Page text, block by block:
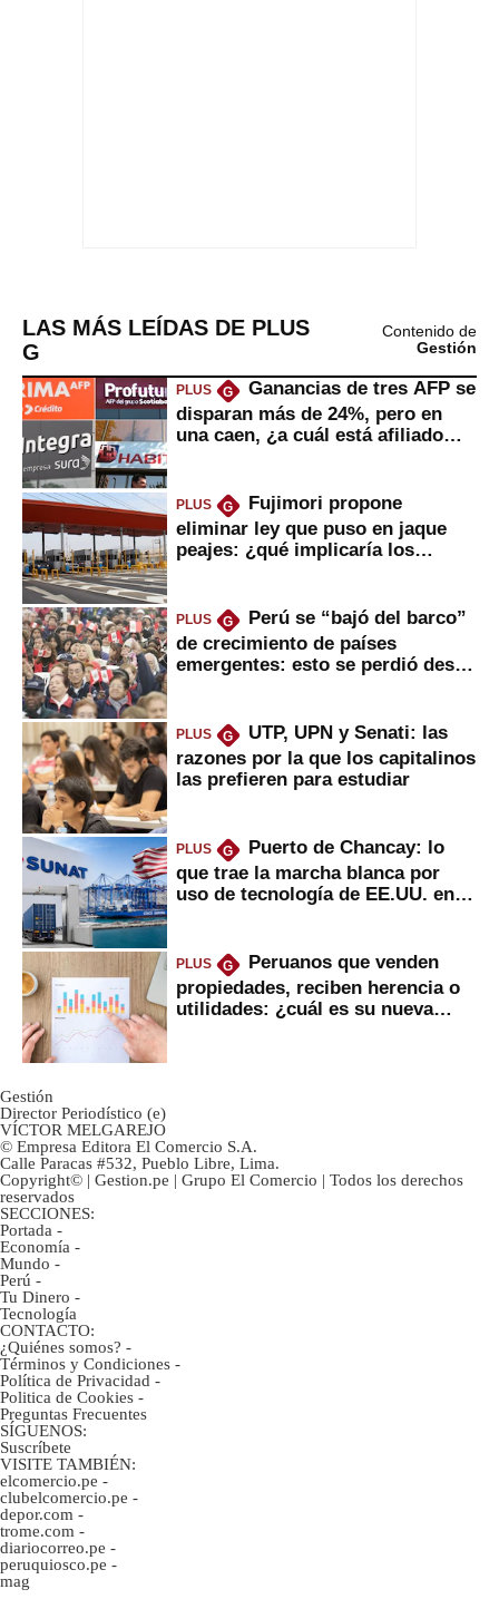
LAS MÁS LEÍDAS DE PLUS
G
Contenido de
Gestión
PLUS G
Ganancias de tres AFP se
disparan más de 24%, pero en
una caen, ¿a cuál está afiliado
PLUS G
Fujimori propone
eliminar ley que puso en jaque
peajes: ¿qué implicaría los
PLUS G
Perú se “bajó del barco”
de crecimiento de países
emergentes: esto se perdió desde
PLUS G
UTP, UPN y Senati: las
razones por la que los capitalinos
las prefieren para estudiar
PLUS G
Puerto de Chancay: lo
que trae la marcha blanca por
uso de tecnología de EE.UU. en
PLUS G
Peruanos que venden
propiedades, reciben herencia o
utilidades: ¿cuál es su nueva
Gestión
Director Periodístico (e)
VÍCTOR MELGAREJO
© Empresa Editora El Comercio S.A.
Calle Paracas #532, Pueblo Libre, Lima.
Copyright© | Gestion.pe | Grupo El Comercio | Todos los derechos
reservados
SECCIONES:
Portada -
Economía -
Mundo -
Perú -
Tu Dinero -
Tecnología
CONTACTO:
¿Quiénes somos? -
Términos y Condiciones -
Política de Privacidad -
Politica de Cookies -
Preguntas Frecuentes
SÍGUENOS:
Suscríbete
VISITE TAMBIÉN:
elcomercio.pe -
clubelcomercio.pe -
depor.com -
trome.com -
diariocorreo.pe -
peruquiosco.pe -
mag